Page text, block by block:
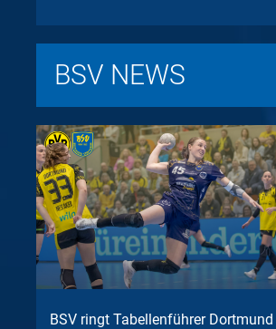
BSV NEWS
BSV ringt Tabellenführer Dortmund